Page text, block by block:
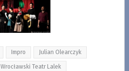
Impro Julian Olearczyk
Wrocławski Teatr Lalek